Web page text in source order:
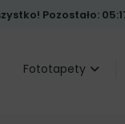
Pozostało:
Fototapety